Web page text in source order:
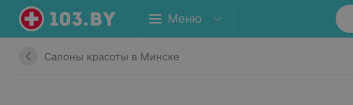
Меню
Салоны красоты в Минске